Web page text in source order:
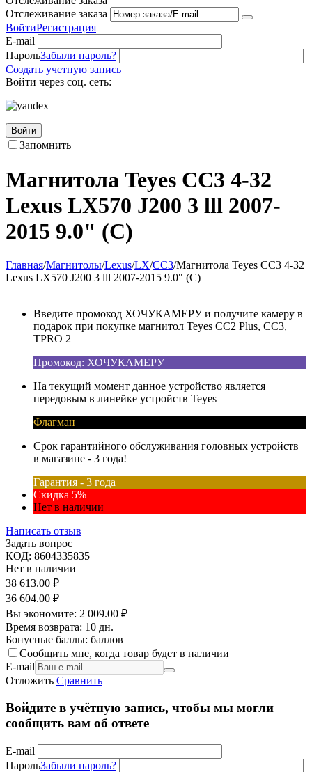
Отслеживание заказа
ВойтиРегистрация
E-mail
ПарольЗабыли пароль?
Создать учетную запись
Войти через соц. сеть:
Войти
Запомнить
Магнитола Teyes CC3 4-32
Lexus LX570 J200 3 lll 2007-
2015 9.0" (C)
Главная/Магнитолы/Lexus/LX/CC3/Магнитола Teyes CC3 4-32
Lexus LX570 J200 3 lll 2007-2015 9.0" (C)
Введите промокод ХОЧУКАМЕРУ и получите камеру в
подарок при покупке магнитол Teyes CC2 Plus, CC3,
TPRO 2
Промокод: ХОЧУКАМЕРУ
На текущий момент данное устройство является
передовым в линейке устройств Teyes
Флагман
Срок гарантийного обслуживания головных устройств
в магазине - 3 года!
Гарантия - 3 года
Скидка 5%
Нет в наличии
Написать отзыв
Задать вопрос
КОД: 8604335835
Нет в наличии
38 613.00 ₽
36 604.00 ₽
Вы экономите: 2 009.00 ₽
Время возврата: 10 дн.
Бонусные баллы: баллов
Сообщить мне, когда товар будет в наличии
E-mail
Отложить Сравнить
Войдите в учётную запись, чтобы мы могли
сообщить вам об ответе
E-mail
ПарольЗабыли пароль?